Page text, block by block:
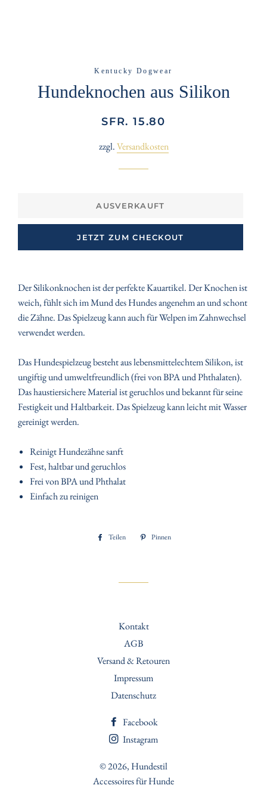
Kentucky Dogwear
Hundeknochen aus Silikon
Normaler
Sonderpreis
SFR. 15.80
zzgl.Versandkosten
AUSVERKAUFT
JETZT ZUM CHECKOUT
Der Silikonknochen ist der perfekte Kauartikel. Der Knochen ist
weich, fühlt sich im Mund des Hundes angenehm an und schont
die Zähne. Das Spielzeug kann auch für Welpen im Zahnwechsel
verwendet werden.
Das Hundespielzeug besteht aus lebensmittelechtem Silikon, ist
ungiftig und umweltfreundlich (frei von BPA und Phthalaten).
Das haustiersichere Material ist geruchlos und bekannt für seine
Festigkeit und Haltbarkeit. Das Spielzeug kann leicht mit Wasser
gereinigt werden.
Reinigt Hundezähne sanft
Fest, haltbar und geruchlos
Frei von BPA und Phthalat
Einfach zu reinigen
Teilen
Auf
Pinnen
Kontakt
AGB
Versand & Retouren
Impressum
Datenschutz
Facebook
Instagram
© 2026,Hundestil
Accessoires für Hunde